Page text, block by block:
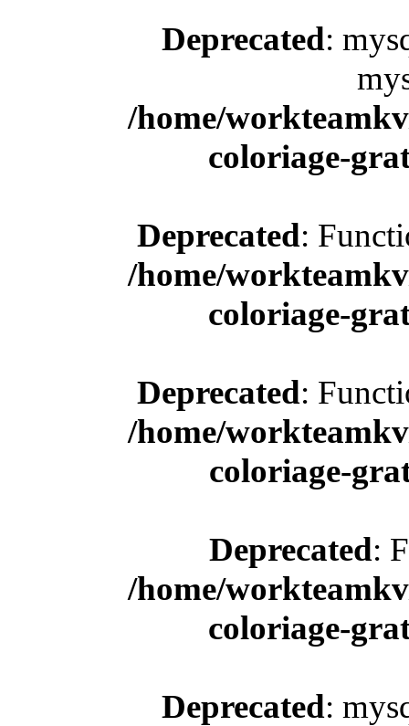
Deprecated:
/home/
coloriage-
Deprecated:
/home/
coloriage-
Deprecated:
/home/
coloriage-
Deprecated:
/home/
coloriage-
Deprecated: